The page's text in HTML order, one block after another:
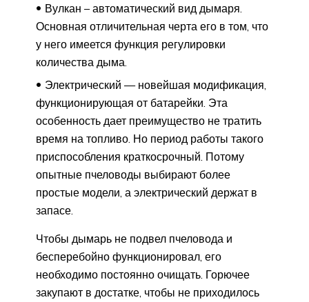
Вулкан – автоматический вид дымаря.
Основная отличительная черта его в том, что
у него имеется функция регулировки
количества дыма.
Электрический — новейшая модификация,
функционирующая от батарейки. Эта
особенность дает преимущество не тратить
время на топливо. Но период работы такого
приспособления краткосрочный. Потому
опытные пчеловоды выбирают более
простые модели, а электрический держат в
запасе.
Чтобы дымарь не подвел пчеловода и
бесперебойно функционировал, его
необходимо постоянно очищать. Горючее
закупают в достатке, чтобы не приходилось